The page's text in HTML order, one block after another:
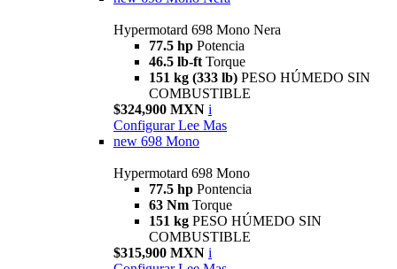
Hypermotard 698 Mono Nera
77.5 hp Potencia
46.5 lb-ft Torque
151 kg (333 lb) PESO HÚMEDO SIN
COMBUSTIBLE
$324,900 MXN i
Configurar Lee Mas
new 698 Mono
Hypermotard 698 Mono
77.5 hp Pontencia
63 Nm Torque
151 kg PESO HÚMEDO SIN
COMBUSTIBLE
$315,900 MXN i